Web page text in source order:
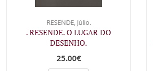
RESENDE, Júlio.
. RESENDE. O LUGAR DO
DESENHO.
25.00€